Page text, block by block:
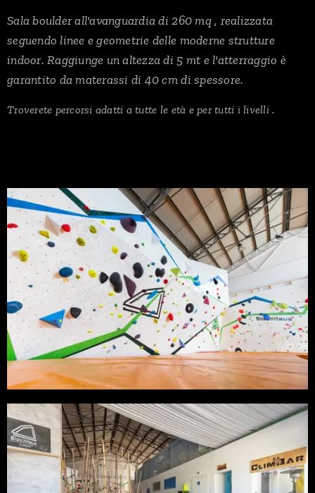
Sala boulder all'avanguardia di 260 mq , realizzata
seguendo linee e geometrie delle moderne strutture
indoor. Raggiunge un altezza di 5 mt e l'atterraggio è
garantito da materassi di 40 cm di spessore.
Troverete percorsi adatti a tutte le età e per tutti i livelli .